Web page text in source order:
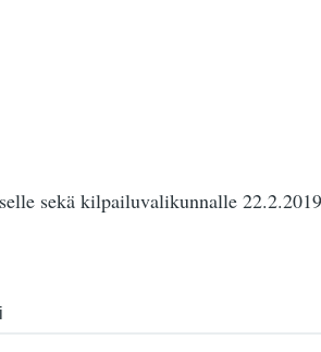
sekä kilpailuvalikunnalle